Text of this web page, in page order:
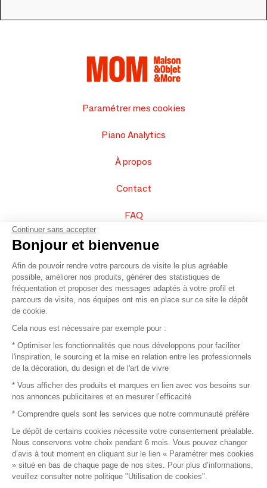
Paramétrer mes cookies
Piano Analytics
À propos
Contact
FAQ
Vendez vos produits
Plan du site
© 2016 –Organisation SAFI
Recrutement
Mentions légales
Conditions commerciales
Continuer sans accepter
Bonjour et bienvenue
Afin de pouvoir rendre votre parcours de visite le plus agréable
possible, améliorer nos produits, générer des statistiques de
fréquentation et proposer des messages adaptés à votre profil et
parcours de visite, nos équipes ont mis en place sur ce site le dépôt
de cookie.
Cela nous est nécessaire par exemple pour :
* Optimiser les fonctionnalités que nous développons pour faciliter
l'inspiration, le sourcing et la mise en relation entre les professionnels
de la décoration, du design et de l'art de vivre
* Vous afficher des produits et marques en lien avec vos besoins sur
nos annonces publicitaires et en mesurer l’efficacité
* Comprendre quels sont les services que notre communauté préfère
Le dépôt de certains cookies nécessite votre consentement préalable.
Nous conservons votre choix pendant 6 mois. Vous pouvez changer
d’avis à tout moment en cliquant sur le lien « Paramétrer mes cookies
» situé en bas de chaque page de nos sites. Pour plus d’informations,
veuillez consulter notre politique "Utilisation de cookies".